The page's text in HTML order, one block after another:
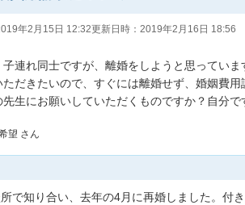
年2月15日 12:32更新日時： 2019年2月16日 18:56
連れ同士ですが、離婚をしようと思っていま
ただきたいので、すぐには離婚せず、婚姻費
先生にお願いしていただくものですか？自分で
望 さん
で知り合い、去年の4月に再婚しました。付